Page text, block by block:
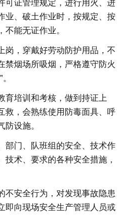
可证管理规定，进行用火、进
业、破土作业时，按规定、按
不能无证作业。
岗，穿戴好劳动防护用品，不
禁烟场所吸烟，严格遵守防火
育培训和考核，做到持证上
救，会熟练使用防毒面具、呼
防设施。
部门、队班组的安全、技术作
技术、要求的各种安全措施，
不安全行为，对发现事故隐患
即向现场安全生产管理人员或